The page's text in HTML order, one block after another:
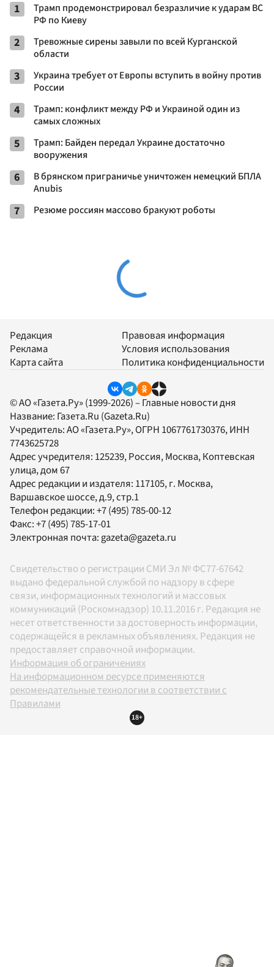
1
Трамп продемонстрировал безразличие к ударам ВС
РФ по Киеву
2
Тревожные сирены завыли по всей Курганской
области
3
Украина требует от Европы вступить в войну против
России
4
Трамп: конфликт между РФ и Украиной один из
самых сложных
5
Трамп: Байден передал Украине достаточно
вооружения
6
В брянском приграничье уничтожен немецкий БПЛА
Anubis
7 Резюме россиян массово бракуют роботы
Редакция
Реклама
Карта сайта
Правовая информация
Условия использования
Политика конфиденциальности
© АО «Газета.Ру» (1999-2026) – Главные новости дня
Название: Газета.Ru (Gazeta.Ru)
Учредитель:АО «Газета.Ру», ОГРН 1067761730376, ИНН
7743625728
Адрес учредителя: 125239, Россия, Москва, Коптевская
улица, дом 67
Адрес редакции и издателя: 117105, г. Москва,
Варшавское шоссе, д.9, стр.1
Телефон редакции:+7 (495) 785-00-12
Факс:+7 (495) 785-17-01
Электронная почта:gazeta@gazeta.ru
Свидетельство о регистрации СМИ Эл № ФС77-67642
выдано федеральной службой по надзору в сфере
связи, информационных технологий и массовых
коммуникаций (Роскомнадзор) 10.11.2016 г. Редакция не
несет ответственности за достоверность информации,
содержащейся в рекламных объявлениях. Редакция не
предоставляет справочной информации.
Информация об ограничениях
На информационном ресурсе применяются
рекомендательные технологии в соответствии с
Правилами
18+